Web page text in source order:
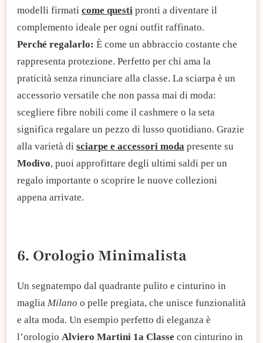
modelli firmati come questi pronti a diventare il
complemento ideale per ogni outfit raffinato.
Perché regalarlo: È come un abbraccio costante che
rappresenta protezione. Perfetto per chi ama la
praticità senza rinunciare alla classe. La sciarpa è un
accessorio versatile che non passa mai di moda:
scegliere fibre nobili come il cashmere o la seta
significa regalare un pezzo di lusso quotidiano. Grazie
alla varietà di sciarpe e accessori moda presente su
Modivo, puoi approfittare degli ultimi saldi per un
regalo importante o scoprire le nuove collezioni
appena arrivate.
6. Orologio Minimalista
Un segnatempo dal quadrante pulito e cinturino in
maglia Milano o pelle pregiata, che unisce funzionalità
e alta moda. Un esempio perfetto di eleganza è
l’orologio Alviero Martini 1a Classe con cinturino in